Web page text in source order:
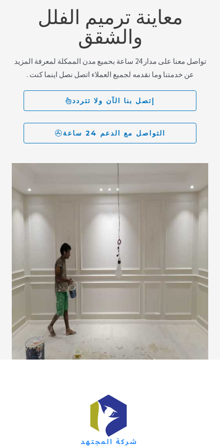
معاينة ترميم الفلل
والشقق
تواصل معنا على مدار 24 ساعة بحميع مدن الممكلة لمعرفة المزيد
عن خدمتنا وما نقدمه لجميع العملاء اتصل نصل اينما كنت .
إتصل بنا الآن ولا تتردد
التواصل مع الدعم 24 ساعة